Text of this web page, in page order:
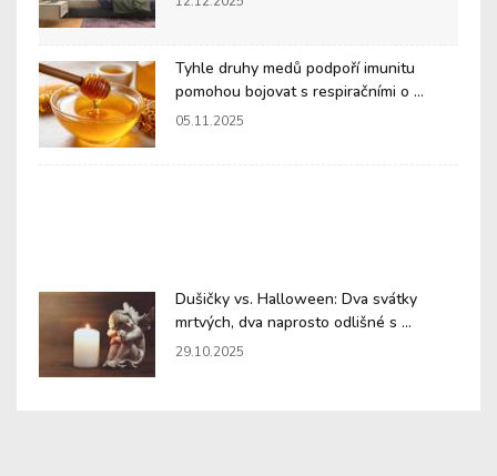
Tyhle druhy medů podpoří imunitu
pomohou bojovat s respiračními o ...
05.11.2025
Dušičky vs. Halloween: Dva svátky
mrtvých, dva naprosto odlišné s ...
29.10.2025